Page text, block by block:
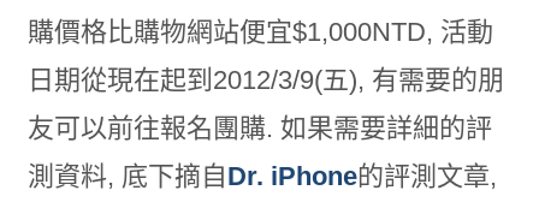
購價格比購物網站便宜$1,000NTD, 活動
日期從現在起到2012/3/9(五), 有需要的朋
友可以前往報名團購. 如果需要詳細的評
測資料, 底下摘自Dr. iPhone的評測文章,